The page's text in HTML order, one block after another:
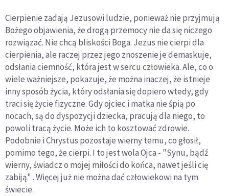
Cierpienie zadają Jezusowi ludzie, ponieważ nie przyjmują
Bożego objawienia, że drogą przemocy nie da się niczego
rozwiązać. Nie chcą bliskości Boga. Jezus nie cierpi dla
cierpienia, ale raczej przez jego znoszenie je demaskuje,
odsłania ciemność, która jest w sercu człowieka. Ale, co o
wiele ważniejsze, pokazuje, że można inaczej, że istnieje
inny sposób życia, który odsłania się dopiero wtedy, gdy
traci się życie fizyczne. Gdy ojciec i matka nie śpią po
nocach, są do dyspozycji dziecka, pracują dla niego, to
powoli tracą życie. Może ich to kosztować zdrowie.
Podobnie i Chrystus pozostaje wierny temu, co głosił,
pomimo tego, że cierpi. I to jest wola Ojca - "Synu, bądź
wierny, świadcz o mojej miłości do końca, nawet jeśli cię
zabiją" . Więcej już nie można dać człowiekowi na tym
świecie.